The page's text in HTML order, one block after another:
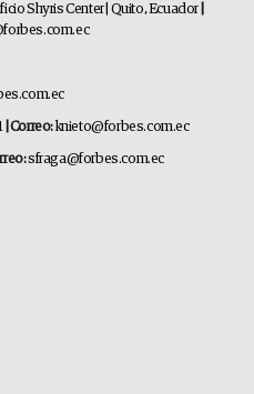
Shyris Center | Quito, Ecuador
| Correo:knieto@forbes.com.ec
sfraga@forbes.com.ec